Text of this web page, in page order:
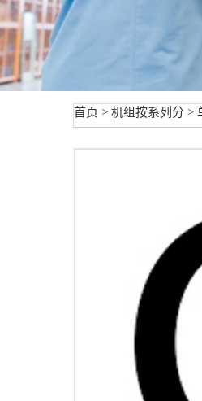
首页 > 机组按系列分 >